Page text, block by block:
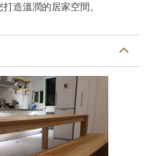
造溫潤的居家空間。